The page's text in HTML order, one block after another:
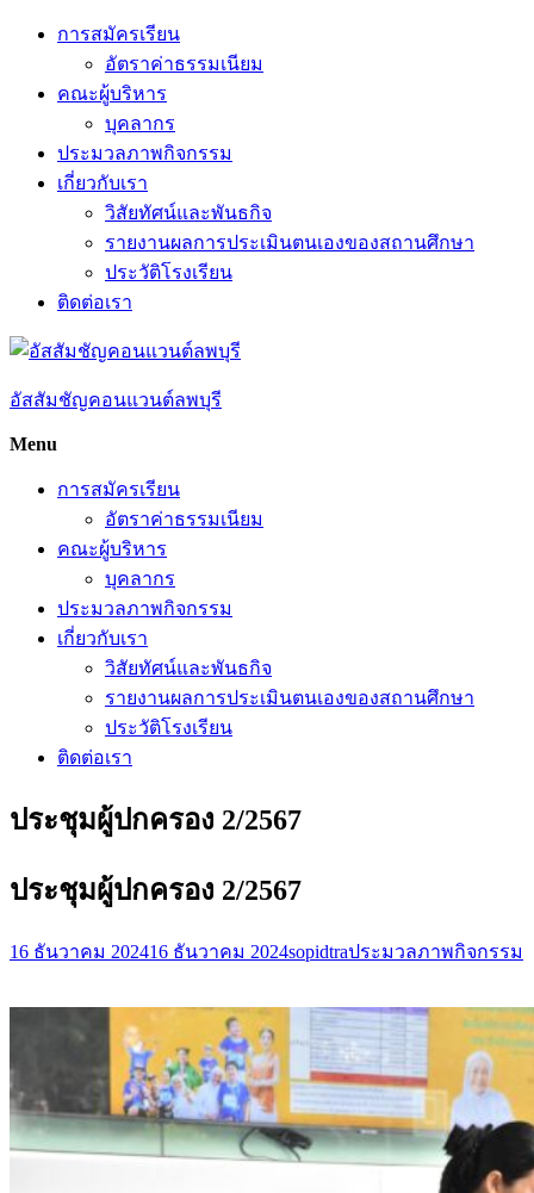
Skip
การสมัครเรียน
อัตราค่าธรรมเนียม
คณะผู้บริหาร
บุคลากร
ประมวลภาพกิจกรรม
เกี่ยวกับเรา
วิสัยทัศน์และพันธกิจ
รายงานผลการประเมินตนเองของสถานศึกษา
ประวัติโรงเรียน
ติดต่อเรา
อัสสัมชัญคอนแวนต์ลพบุรี
Menu
การสมัครเรียน
อัตราค่าธรรมเนียม
คณะผู้บริหาร
บุคลากร
ประมวลภาพกิจกรรม
เกี่ยวกับเรา
วิสัยทัศน์และพันธกิจ
รายงานผลการประเมินตนเองของสถานศึกษา
ประวัติโรงเรียน
ติดต่อเรา
ประชุมผู้ปกครอง 2/2567
ประชุมผู้ปกครอง 2/2567
16 ธันวาคม 202416 ธันวาคม 2024sopidtraประมวลภาพกิจกรรม